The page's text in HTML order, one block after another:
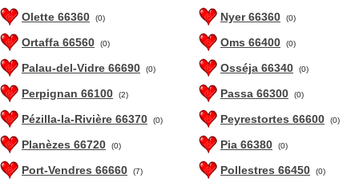
Olette 66360 (0)
Ortaffa 66560 (0)
Palau-del-Vidre 66690 (0)
Perpignan 66100 (2)
Pézilla-la-Rivière 66370 (0)
Planèzes 66720 (0)
Port-Vendres 66660 (7)
Nyer 66360 (0)
Oms 66400 (0)
Osséja 66340 (0)
Passa 66300 (0)
Peyrestortes 66600 (0)
Pia 66380 (0)
Pollestres 66450 (0)